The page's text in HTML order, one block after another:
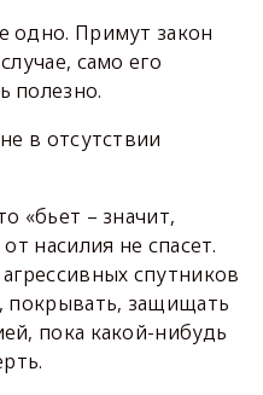
одно. Примут закон
само его
полезно.
в отсутствии
«бьет – значит,
насилия не спасет.
спутников
покрывать, защищать
пока какой-нибудь